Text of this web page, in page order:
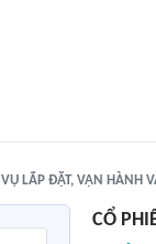
VỤ LẮP ĐẶT, VẬN HÀNH
CỔ